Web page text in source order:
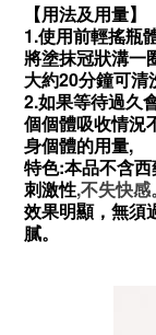
【用法及用量】
1.使用前輕搖瓶
將塗抹冠狀溝一
大約20分鐘可清
2.如果等待過久
個個體吸收情況
身個體的用量,
特色:本品不含
刺激性,不失快感
效果明顯，無須
膩。